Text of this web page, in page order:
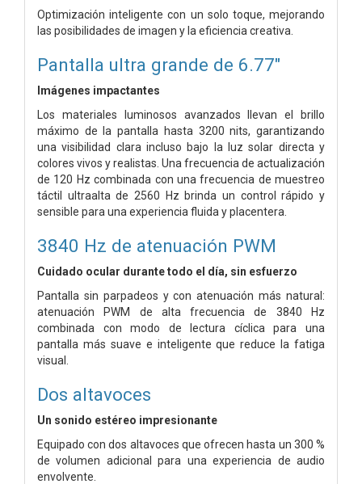
Optimización inteligente con un solo toque, mejorando
las posibilidades de imagen y la eficiencia creativa.
Pantalla ultra grande de 6.77"
Imágenes impactantes
Los materiales luminosos avanzados llevan el brillo
máximo de la pantalla hasta 3200 nits, garantizando
una visibilidad clara incluso bajo la luz solar directa y
colores vivos y realistas. Una frecuencia de actualización
de 120 Hz combinada con una frecuencia de muestreo
táctil ultraalta de 2560 Hz brinda un control rápido y
sensible para una experiencia fluida y placentera.
3840 Hz de atenuación PWM
Cuidado ocular durante todo el día, sin esfuerzo
Pantalla sin parpadeos y con atenuación más natural:
atenuación PWM de alta frecuencia de 3840 Hz
combinada con modo de lectura cíclica para una
pantalla más suave e inteligente que reduce la fatiga
visual.
Dos altavoces
Un sonido estéreo impresionante
Equipado con dos altavoces que ofrecen hasta un 300 %
de volumen adicional para una experiencia de audio
envolvente.